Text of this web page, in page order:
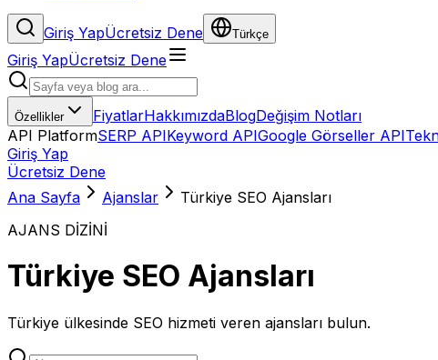
Giriş YapÜcretsiz Dene Türkçe
Giriş YapÜcretsiz Dene
Özellikler FiyatlarHakkımızdaBlogDeğişim Notları
API PlatformSERP APIKeyword APIGoogle Görseller API
Giriş Yap
Ücretsiz Dene
Ana Sayfa
Ajanslar
Türkiye SEO Ajansları
AJANS DİZİNİ
Türkiye SEO Ajansları
Türkiye ülkesinde SEO hizmeti veren ajansları bulun.